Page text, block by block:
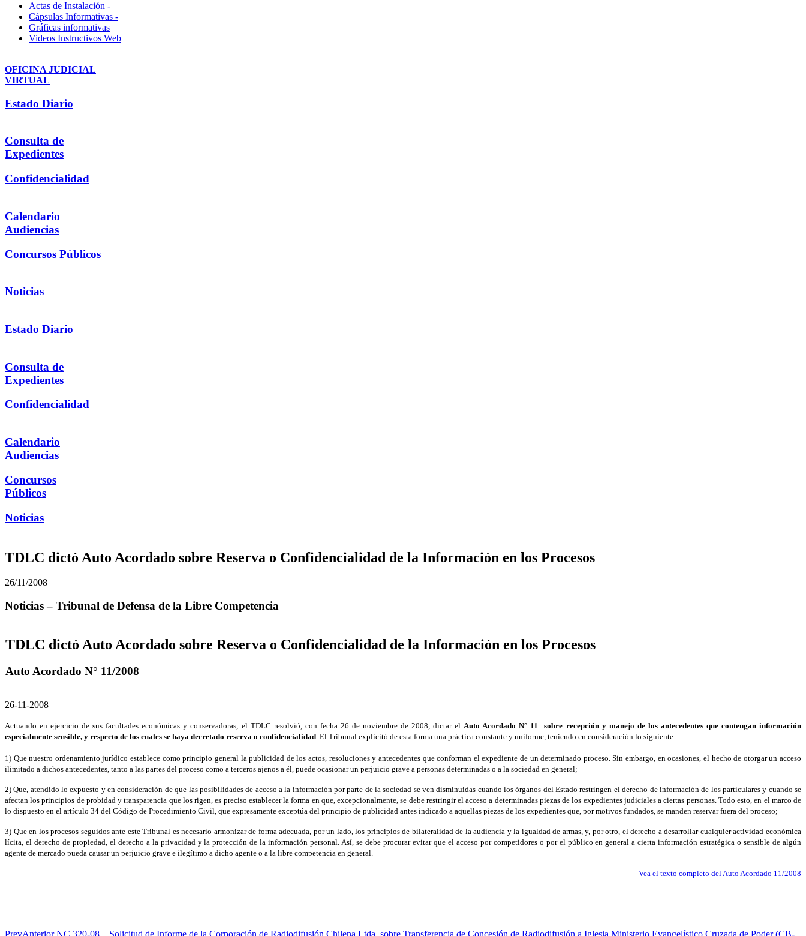
Actas de Instalación -
Cápsulas Informativas -
Gráficas informativas
Videos Instructivos Web
OFICINA JUDICIAL
VIRTUAL
Estado Diario
Consulta de
Expedientes
Confidencialidad
Calendario
Audiencias
Concursos Públicos
Noticias
Estado Diario
Consulta de
Expedientes
Confidencialidad
Calendario
Audiencias
Concursos
Públicos
Noticias
TDLC dictó Auto Acordado sobre Reserva o Confidencialidad de la Información en los Procesos
26/11/2008
Noticias – Tribunal de Defensa de la Libre Competencia
TDLC dictó Auto Acordado sobre Reserva o Confidencialidad de la Información en los Procesos
Auto Acordado N° 11/2008
26-11-2008
Actuando en ejercicio de sus facultades económicas y conservadoras, el TDLC resolvió, con fecha 26 de noviembre de 2008, dictar el Auto Acordado N° 11 sobre recepción y manejo de los antecedentes que contengan información
especialmente sensible, y respecto de los cuales se haya decretado reserva o confidencialidad El Tribunal explicitó de esta forma una práctica constante y uniforme, teniendo en consideración lo siguiente:
1) Que nuestro ordenamiento jurídico establece como principio general la publicidad de los actos, resoluciones y antecedentes que conforman el expediente de un determinado proceso. Sin embargo, en ocasiones, el hecho de otorgar un acceso
ilimitado a dichos antecedentes, tanto a las partes del proceso como a terceros ajenos a él, puede ocasionar un perjuicio grave a personas determinadas o a la sociedad en general;
2) Que, atendido lo expuesto y en consideración de que las posibilidades de acceso a la información por parte de la sociedad se ven disminuidas cuando los órganos del Estado restringen el derecho de información de los particulares y cuando se
afectan los principios de probidad y transparencia que los rigen, es preciso establecer la forma en que, excepcionalmente, se debe restringir el acceso a determinadas piezas de los expedientes judiciales a ciertas personas. Todo esto, en el marco de
lo dispuesto en el artículo 34 del Código de Procedimiento Civil, que expresamente exceptúa del principio de publicidad antes indicado a aquellas piezas de los expedientes que, por motivos fundados, se manden reservar fuera del proceso;
3) Que en los procesos seguidos ante este Tribunal es necesario armonizar de forma adecuada, por un lado, los principios de bilateralidad de la audiencia y la igualdad de armas, y, por otro, el derecho a desarrollar cualquier actividad económica
lícita, el derecho de propiedad, el derecho a la privacidad y la protección de la información personal. Así, se debe procurar evitar que el acceso por competidores o por el público en general a cierta información estratégica o sensible de algún
agente de mercado pueda causar un perjuicio grave e ilegítimo a dicho agente o a la libre competencia en general.
Vea el texto completo del Auto Acordado 11/2008
PrevAnteriorNC 320-08 – Solicitud de Informe de la Corporación de Radiodifusión Chilena Ltda. sobre Transferencia de Concesión de Radiodifusión a Iglesia Ministerio Evangelístico Cruzada de Poder (CB-